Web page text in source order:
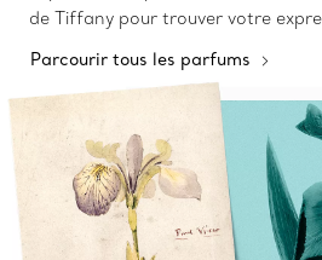
de Tiffany pour trouver votre
Parcourir tous les parfums